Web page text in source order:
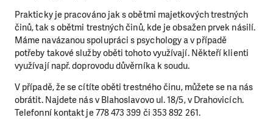
Prakticky je pracováno jak s obětmi majetkových trestných
činů, tak s obětmi trestných činů, kde je obsažen prvek násilí.
Máme navázanou spolupráci s psychology a v případě
potřeby takové služby oběti tohoto využívají. Někteří klienti
využívají např. doprovodu důvěrníka k soudu.
V případě, že se cítíte oběti trestného činu, můžete se na nás
obrátit. Najdete nás v Blahoslavovo ul. 18/5, v Drahovicích.
Telefonní kontakt je 778 473 399 či 353 892 261.